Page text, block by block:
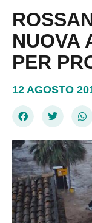
NUOVA
PER
12 AGOSTO